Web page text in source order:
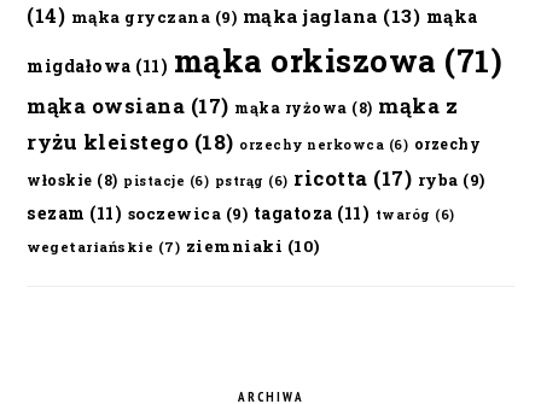
(14) mąka gryczana (9) mąka jaglana (13) mąka
migdałowa (11) mąka orkiszowa (71)
mąka owsiana (17) mąka ryżowa (8) mąka z
ryżu kleistego (18) orzechy nerkowca (6) orzechy
włoskie (8) pistacje (6) pstrąg (6) ricotta (17) ryba (9)
sezam (11) soczewica (9) tagatoza (11) twaróg (6)
wegetariańskie (7) ziemniaki (10)
ARCHIWA